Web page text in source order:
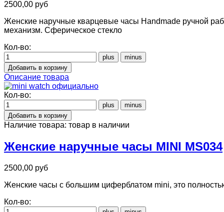
2500,00 руб
Женские наручные кварцевые часы Handmade ручной
механизм. Сферическое стекло
Кол-во:
Описание товара
Кол-во:
Наличие товара: товар в наличии
Женские наручные часы MINI MS034
2500,00 руб
Женские часы с большим циферблатом mini, это
Кол-во: